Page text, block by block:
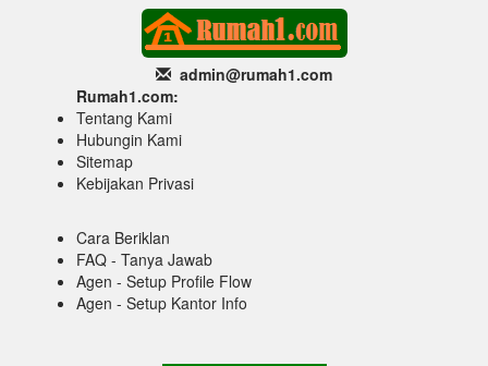
admin@rumah1.com
Rumah1.com:
Tentang Kami
Hubungin Kami
Sitemap
Kebijakan Privasi
Cara Beriklan
FAQ - Tanya Jawab
Agen - Setup Profile Flow
Agen - Setup Kantor Info